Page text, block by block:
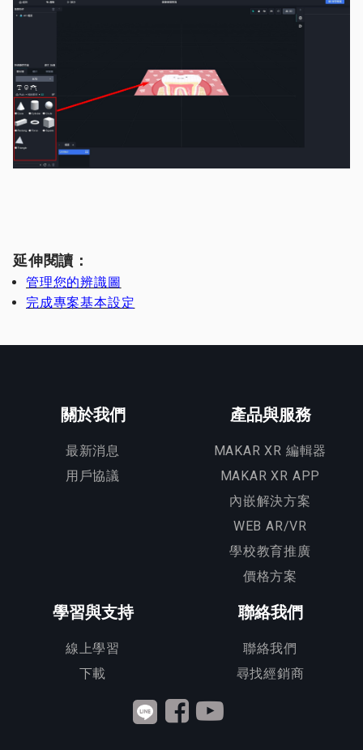
​延伸閱讀：
管理您的辨識圖
完成專案基本設定
關於我們
最新消息
用戶協議
產品與服務
MAKAR XR 編輯器
MAKAR XR APP
內嵌解決方案
WEB AR/VR
學校教育推廣
價格方案
學習與支持
線上學習
下載
聯絡我們
聯絡我們
尋找經銷商